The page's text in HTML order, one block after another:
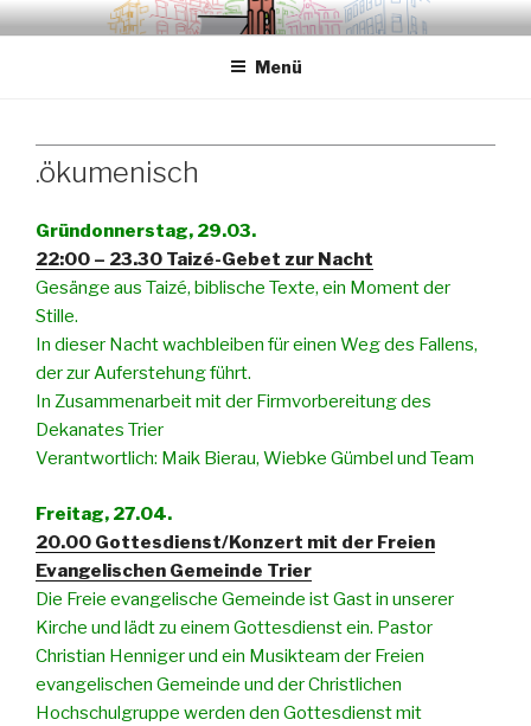
Zum
Inhalt
.sredna – anders.
Menü
.ökumenisch
Gründonnerstag, 29.03.
22:00 – 23.30 Taizé-Gebet zur Nacht
Gesänge aus Taizé, biblische Texte, ein Moment der
Stille.
In dieser Nacht wachbleiben für einen Weg des Fallens,
der zur Auferstehung führt.
In Zusammenarbeit mit der Firmvorbereitung des
Dekanates Trier
Verantwortlich: Maik Bierau, Wiebke Gümbel und Team
Freitag, 27.04.
20.00 Gottesdienst/Konzert mit der Freien
Evangelischen Gemeinde Trier
Die Freie evangelische Gemeinde ist Gast in unserer
Kirche und lädt zu einem Gottesdienst ein. Pastor
Christian Henniger und ein Musikteam der Freien
evangelischen Gemeinde und der Christlichen
Hochschulgruppe werden den Gottesdienst mit